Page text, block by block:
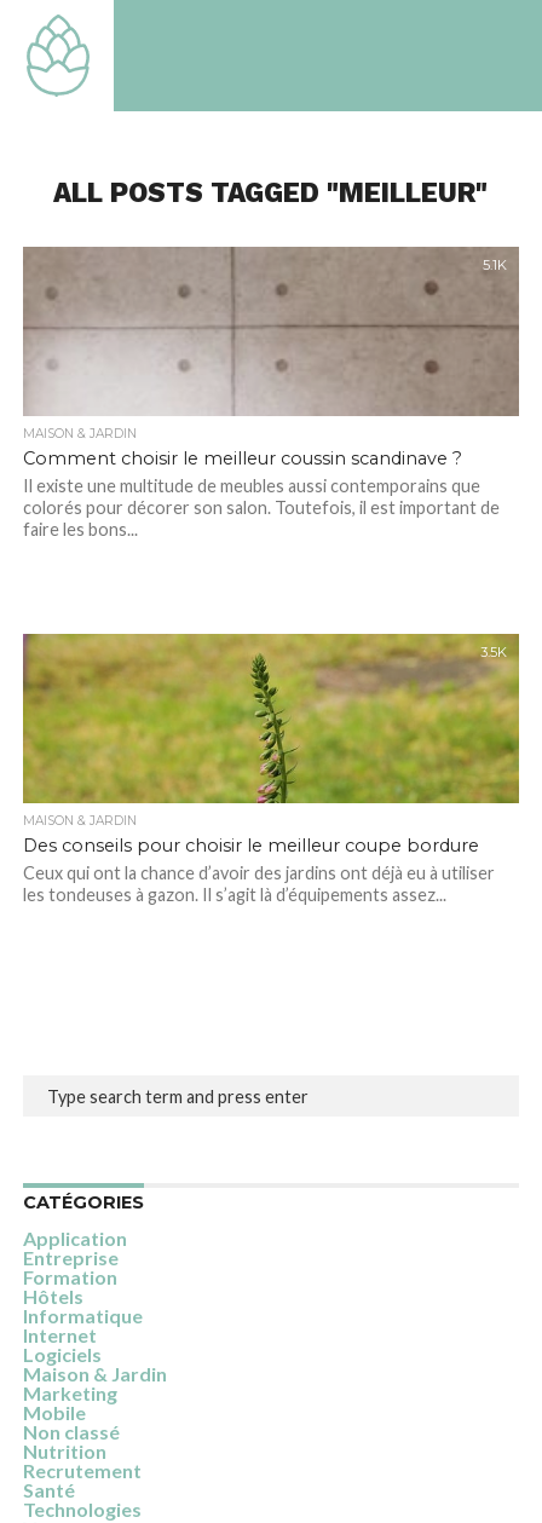
TOUT
SAVOIR
NOTRE
ALL POSTS TAGGED "MEILLEUR"
5.1K
MAISON & JARDIN
Comment choisir le meilleur coussin scandinave ?
Il existe une multitude de meubles aussi contemporains que
colorés pour décorer son salon. Toutefois, il est important de
faire les bons...
3.5K
MAISON & JARDIN
Des conseils pour choisir le meilleur coupe bordure
Ceux qui ont la chance d’avoir des jardins ont déjà eu à utiliser
les tondeuses à gazon. Il s’agit là d’équipements assez...
CATÉGORIES
Application
Entreprise
Formation
Hôtels
Informatique
Internet
Logiciels
Maison & Jardin
Marketing
Mobile
Non classé
Nutrition
Recrutement
Santé
Technologies